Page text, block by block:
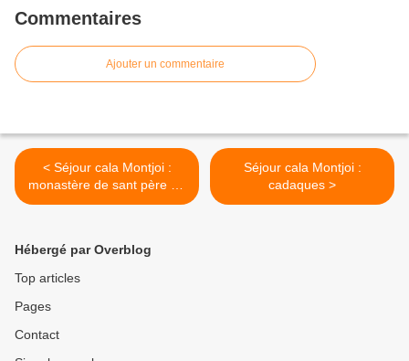
Commentaires
Ajouter un commentaire
< Séjour cala Montjoi :
monastère de sant père de
Rodes
Séjour cala Montjoi :
cadaques >
Hébergé par Overblog
Top articles
Pages
Contact